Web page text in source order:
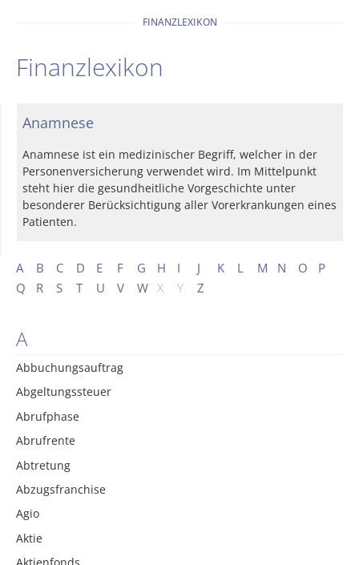
FINANZLEXIKON
Finanzlexikon
A B C D E F G H I J K L M N O
P
Q
R S T U V W X Y Z
A
Abbuchungsauftrag
Abgeltungssteuer
Abrufphase
Abrufrente
Abtretung
Abzugsfranchise
Agio
Aktie
Anamnese
Anamnese ist ein medizinischer Begriff, welcher in der
Personenversicherung verwendet wird. Im Mittelpunkt
steht hier die gesundheitliche Vorgeschichte unter
besonderer Berücksichtigung aller Vorerkrankungen eines
Patienten.